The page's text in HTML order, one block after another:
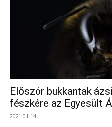
Először bukkantak
fészkére az Egyesült
2021.01.14.